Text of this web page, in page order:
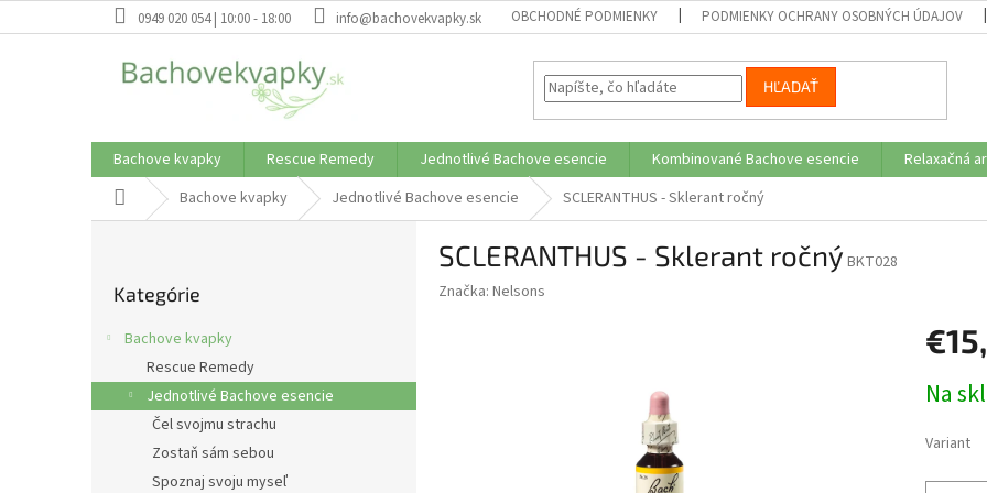
na
0949 020 054 | 10:00 - 18:00 info@bachovekvapky.sk OBCHODNÉ PODMIENKY PODMIENKY OCHRANY OSOBNÝCH ÚDAJOV
HĽADAŤ
Bachove kvapky Rescue Remedy Jednotlivé Bachove esencie Kombinované Bachove esencie Relaxačná
DomovBachove kvapky Jednotlivé Bachove esencie SCLERANTHUS - Sklerant ročný
a
kategórie
Kategórie
Bachove kvapky
Rescue Remedy
Jednotlivé Bachove esencie
Čel svojmu strachu
Zostaň sám sebou
Spoznaj svoju myseľ
SCLERANTHUS - Sklerant ročný BKT028
Značka: Nelsons
cena:
Na
Variant